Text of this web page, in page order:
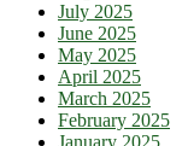
July 2025
June 2025
May 2025
April 2025
March 2025
February 2025
January 2025